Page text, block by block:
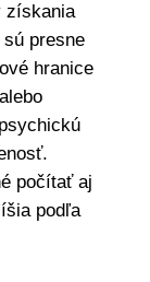
získania
presne
hranice
počítať aj
podľa